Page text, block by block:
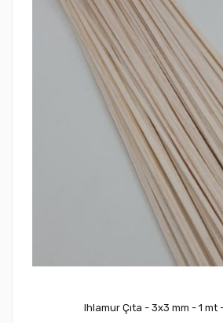
Ihlamur Çıta - 3x3 mm - 1 mt